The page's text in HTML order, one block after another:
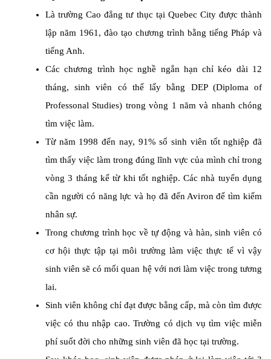
Là trường Cao đẳng tư thục tại Quebec City được thành
lập năm 1961, đào tạo chương trình bằng tiếng Pháp và
tiếng Anh.
Các chương trình học nghề ngắn hạn chỉ kéo dài 12
tháng, sinh viên có thể lấy bằng DEP (Diploma of
Professonal Studies) trong vòng 1 năm và nhanh chóng
tìm việc làm.
Từ năm 1998 đến nay, 91% số sinh viên tốt nghiệp đã
tìm thấy việc làm trong đúng lĩnh vực của mình chỉ trong
vòng 3 tháng kể từ khi tốt nghiệp. Các nhà tuyển dụng
cần người có năng lực và họ đã đến Aviron để tìm kiếm
nhân sự.
Trong chương trình học về tự động và hàn, sinh viên có
cơ hội thực tập tại môi trường làm việc thực tế vì vậy
sinh viên sẽ có mối quan hệ với nơi làm việc trong tương
lai.
Sinh viên không chỉ đạt được bằng cấp, mà còn tìm được
việc có thu nhập cao. Trường có dịch vụ tìm việc miễn
phí suốt đời cho những sinh viên đã học tại trường.